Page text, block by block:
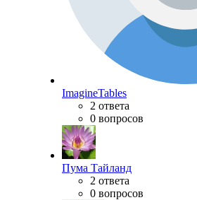
ImagineTables
2 ответа
0 вопросов
Пума Тайланд
2 ответа
0 вопросов